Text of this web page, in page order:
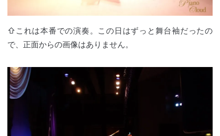
⇧これは本番での演奏。この日はずっと舞台袖だったの
で、正面からの画像はありません。